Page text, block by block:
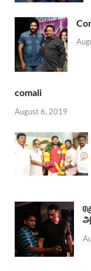
comali
August 6, 2019